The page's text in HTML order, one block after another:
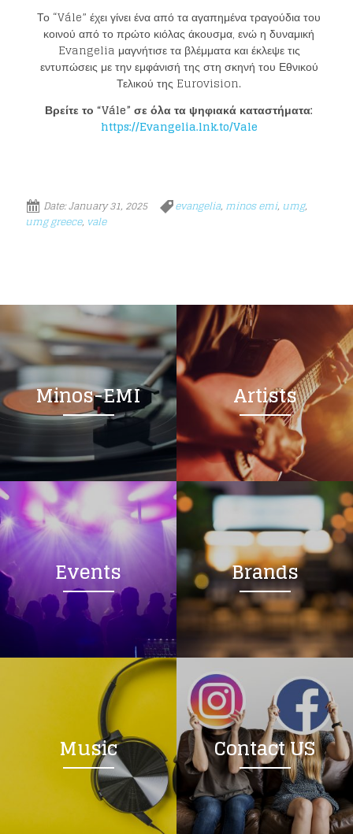
Το “Vále” έχει γίνει ένα από τα αγαπημένα τραγούδια του
κοινού από το πρώτο κιόλας άκουσμα, ενώ η δυναμική
Evangelia μαγνήτισε τα βλέμματα και έκλεψε τις
εντυπώσεις με την εμφάνισή της στη σκηνή του Εθνικού
Τελικού της Eurovision.
Βρείτε το “Vále” σε όλα τα ψηφιακά καταστήματα:
https://Evangelia.lnk.to/Vale
Date:January 31, 2025 evangelia, minos emi, umg,
umg greece, vale
Minos-EMI Artists
Events Brands
Music Contact US